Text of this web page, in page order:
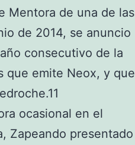
Mentora de una de las
de 2014, se anuncio
consecutivo de la
que emite Neox, y que
ocasional en el
Zapeando presentado